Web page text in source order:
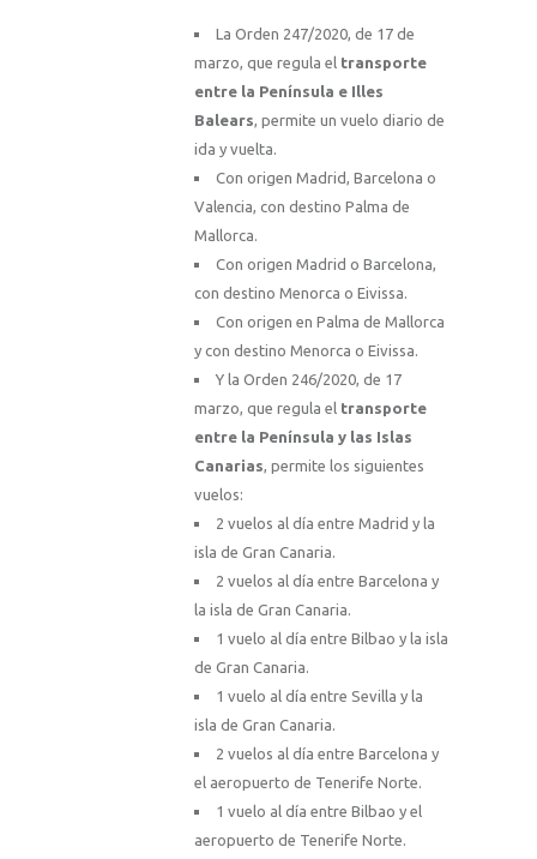
La Orden 247/2020, de 17 de
marzo, que regula el transporte
entre la Península e Illes
Balears, permite un vuelo diario de
ida y vuelta.
Con origen Madrid, Barcelona o
Valencia, con destino Palma de
Mallorca.
Con origen Madrid o Barcelona,
con destino Menorca o Eivissa.
Con origen en Palma de Mallorca
y con destino Menorca o Eivissa.
Y la Orden 246/2020, de 17
marzo, que regula el transporte
entre la Península y las Islas
Canarias, permite los siguientes
vuelos:
2 vuelos al día entre Madrid y la
isla de Gran Canaria.
2 vuelos al día entre Barcelona y
la isla de Gran Canaria.
1 vuelo al día entre Bilbao y la isla
de Gran Canaria.
1 vuelo al día entre Sevilla y la
isla de Gran Canaria.
2 vuelos al día entre Barcelona y
el aeropuerto de Tenerife Norte.
1 vuelo al día entre Bilbao y el
aeropuerto de Tenerife Norte.